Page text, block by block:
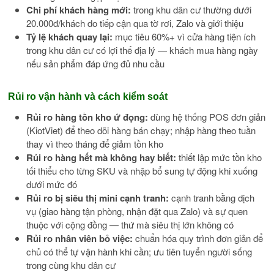
Chi phí khách hàng mới: trong khu dân cư thường dưới
20.000đ/khách do tiếp cận qua tờ rơi, Zalo và giới thiệu
Tỷ lệ khách quay lại: mục tiêu 60%+ vì cửa hàng tiện ích
trong khu dân cư có lợi thế địa lý — khách mua hàng ngày
nếu sản phẩm đáp ứng đủ nhu cầu
Rủi ro vận hành và cách kiểm soát
Rủi ro hàng tồn kho ứ đọng: dùng hệ thống POS đơn giản
(KiotViet) để theo dõi hàng bán chạy; nhập hàng theo tuần
thay vì theo tháng để giảm tồn kho
Rủi ro hàng hết mà không hay biết: thiết lập mức tồn kho
tối thiểu cho từng SKU và nhập bổ sung tự động khi xuống
dưới mức đó
Rủi ro bị siêu thị mini cạnh tranh: cạnh tranh bằng dịch
vụ (giao hàng tận phòng, nhận đặt qua Zalo) và sự quen
thuộc với cộng đồng — thứ mà siêu thị lớn không có
Rủi ro nhân viên bỏ việc: chuẩn hóa quy trình đơn giản để
chủ có thể tự vận hành khi cần; ưu tiên tuyển người sống
trong cùng khu dân cư